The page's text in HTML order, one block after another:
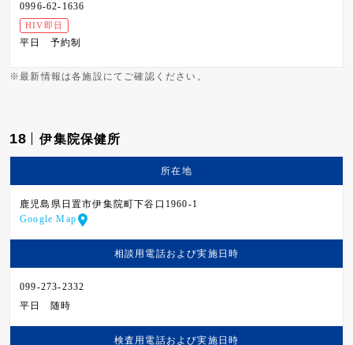
0996-62-1636
HIV即日
平日 予約制
※最新情報は各施設にてご確認ください。
18 伊集院保健所
所在地
鹿児島県日置市伊集院町下谷口1960-1
Google Map
相談用電話および実施日時
099-273-2332
平日
随時
検査用電話および実施日時